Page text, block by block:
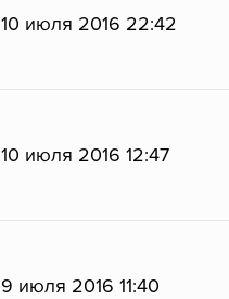
10 июля 2016 22:42
10 июля 2016 12:47
9 июля 2016 11:40